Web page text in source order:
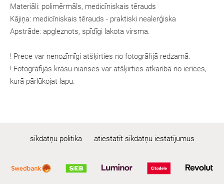
Materiāli: polimērmāls, medicīniskais tērauds
Kājiņa: medicīniskais tērauds - praktiski nealerģiska
Apstrāde: apgleznots, spīdīgi lakota virsma.
! Prece var nenozīmīgi atšķirties no fotogrāfijā redzamā.
! Fotogrāfijās krāsu nianses var atšķirties atkarībā no ierīces,
kurā pārlūkojat lapu.
sīkdatņu politika atiestatīt sīkdatņu iestatījumus